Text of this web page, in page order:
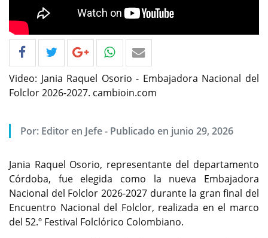
Video: Jania Raquel Osorio - Embajadora Nacional del
Folclor 2026-2027. cambioin.com
Por: Editor en Jefe - Publicado en junio 29, 2026
Jania Raquel Osorio, representante del departamento
Córdoba, fue elegida como la nueva Embajadora
Nacional del Folclor 2026-2027 durante la gran final del
Encuentro Nacional del Folclor, realizada en el marco
del 52.º Festival Folclórico Colombiano.